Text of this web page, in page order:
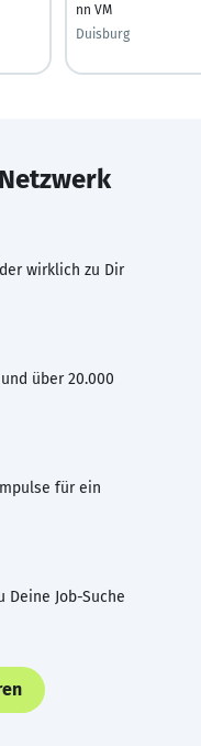
nn VM
Duisburg
wirklich zu Dir
über 20.000
für ein
Job-Suche